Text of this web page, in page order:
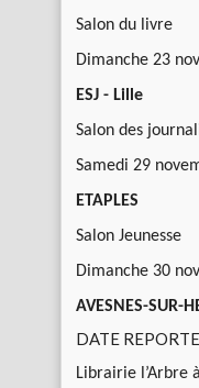
Salon du livre
Dimanche 23
ESJ - Lille
Salon des
Samedi 29
ETAPLES
Salon Jeunesse
Dimanche 30
AVESNES-SUR-
DATE
Librairie l’Arbre